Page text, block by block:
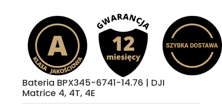
Bateria BPX345-6741-14.76 | DJI
Matrice 4, 4T, 4E